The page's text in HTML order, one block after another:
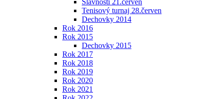
Slavnosti 21.červen
Tenisový turnaj 28.červen
Dechovky 2014
Rok 2016
Rok 2015
Dechovky 2015
Rok 2017
Rok 2018
Rok 2019
Rok 2020
Rok 2021